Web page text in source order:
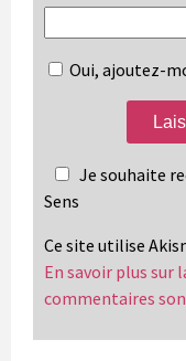
Oui, ajoutez-
Je souhaite
Sens
Ce site utilise
En savoir plus sur
commentaires